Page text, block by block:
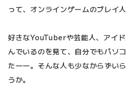
って、オンラインゲームのプレイ
好きなYouTuberや芸能人、アイ
んでいるのを見て、自分でもパソ
た――。そんな人も少なからずい
うか。